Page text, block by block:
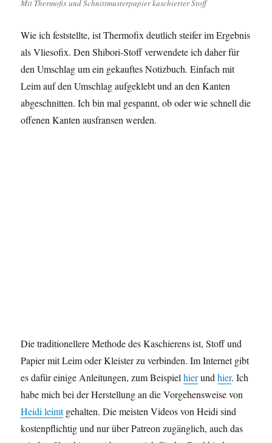
Mit Thermofix und Schnittmusterpapier kaschierter Stoff
Wie ich feststellte, ist Thermofix deutlich steifer im Ergebnis
als Vliesofix. Den Shibori-Stoff verwendete ich daher für
den Umschlag um ein gekauftes Notizbuch. Einfach mit
Leim auf den Umschlag aufgeklebt und an den Kanten
abgeschnitten. Ich bin mal gespannt, ob oder wie schnell die
offenen Kanten ausfransen werden.
Die traditionellere Methode des Kaschierens ist, Stoff und
Papier mit Leim oder Kleister zu verbinden. Im Internet gibt
es dafür einige Anleitungen, zum Beispielhierundhier. Ich
habe mich bei der Herstellung an die Vorgehensweise von
Heidi leimtgehalten. Die meisten Videos von Heidi sind
kostenpflichtig und nur über Patreon zugänglich, auch das